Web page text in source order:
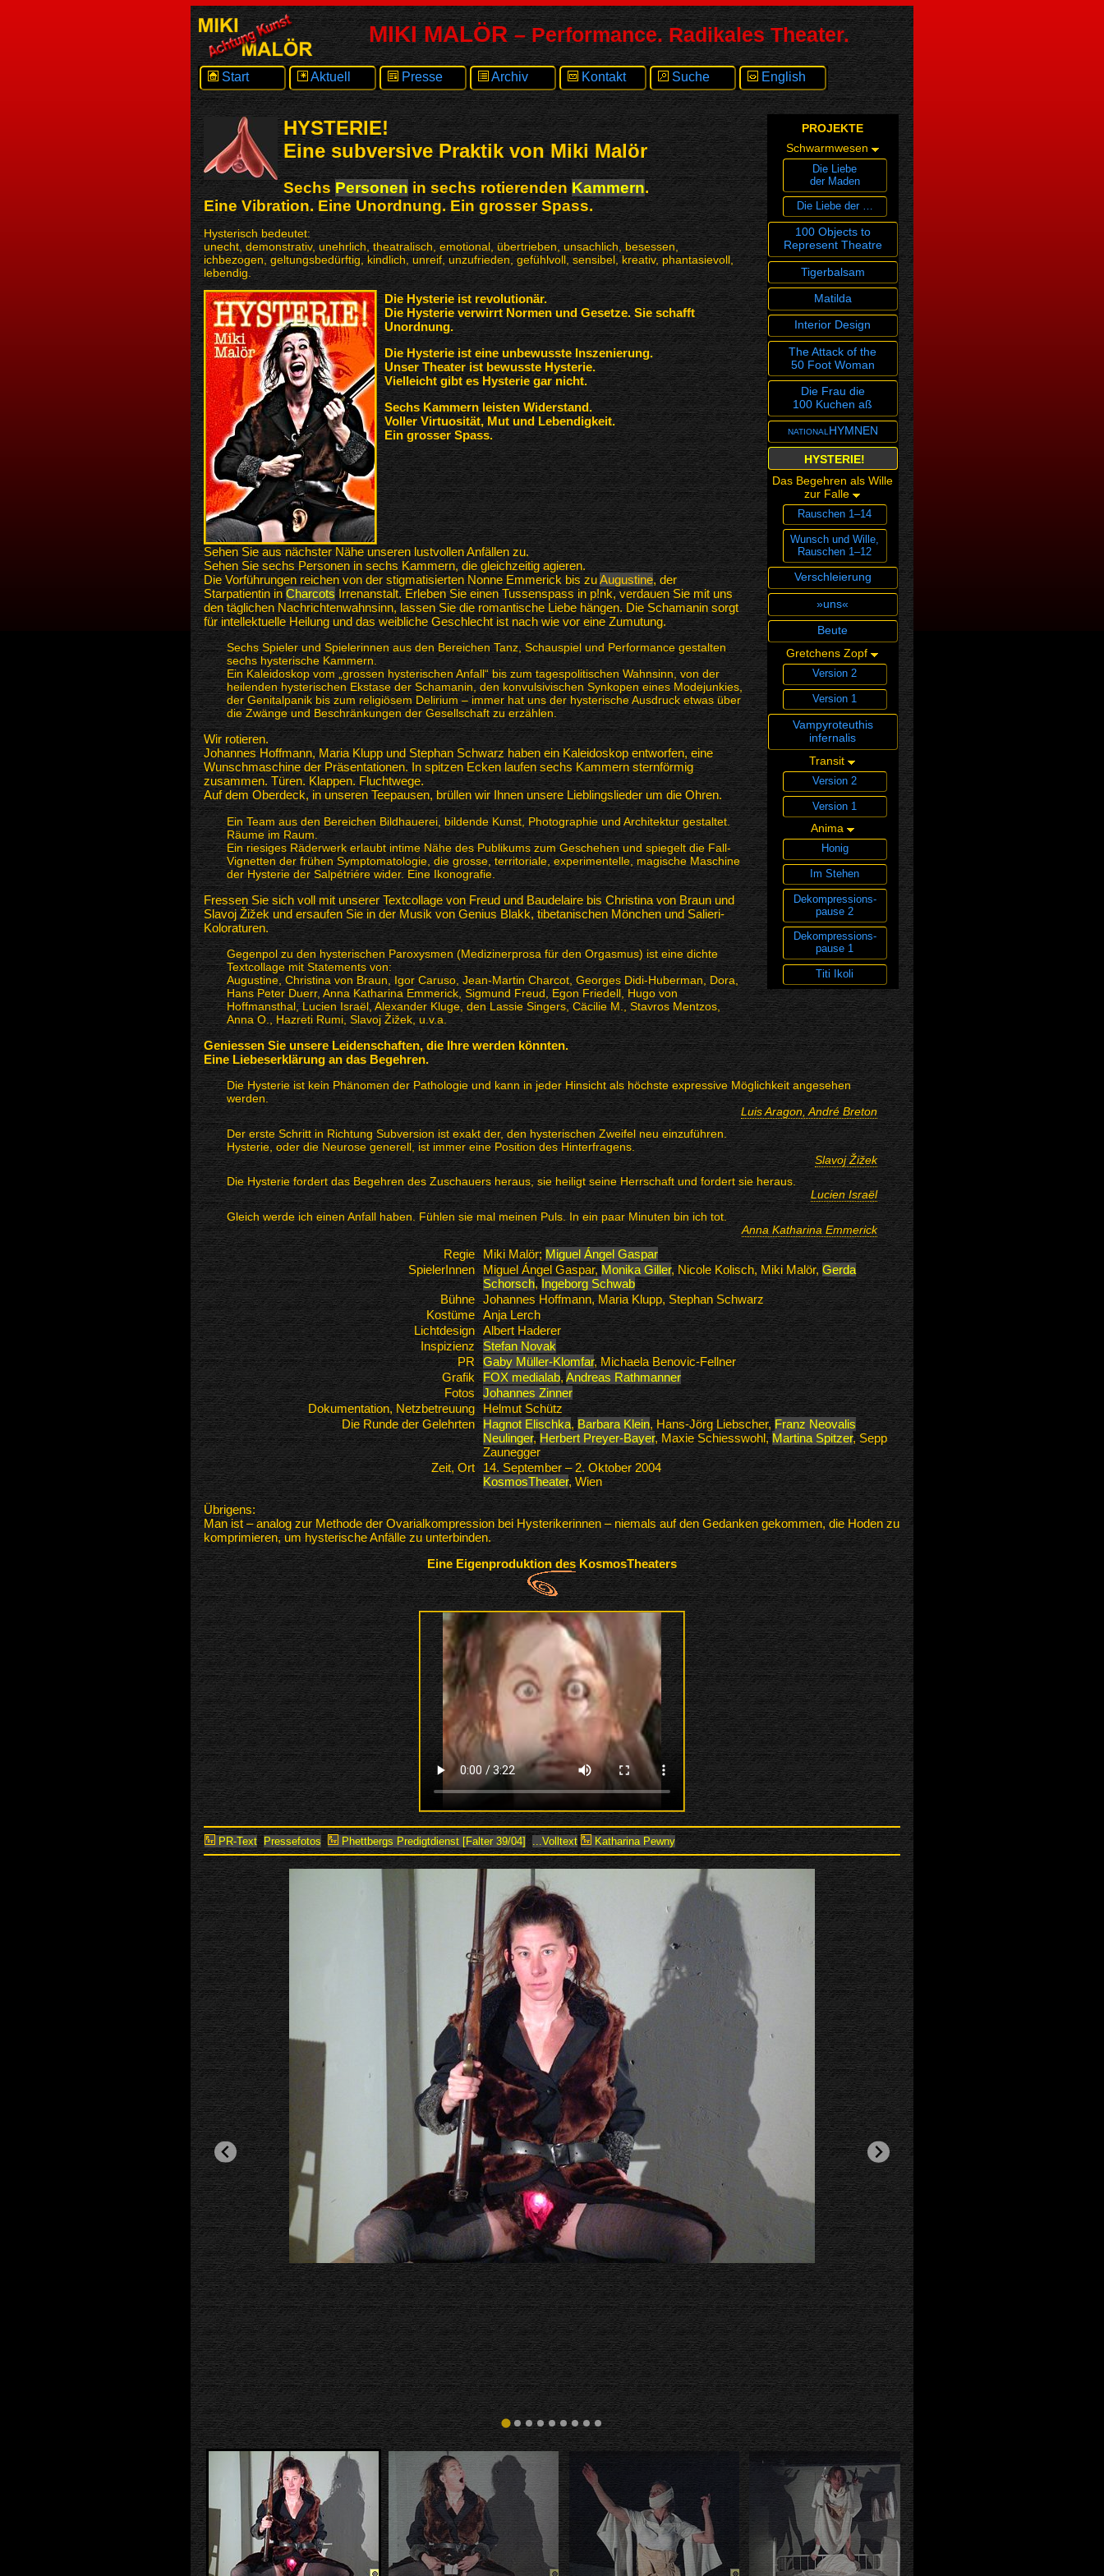
MIKI MALÖR – Performance. Radikales Theater.
Start Aktuell Presse Archiv Kontakt Suche English
PROJEKTE
Schwarmwesen
Die Liebe
der Maden
Die Liebe der …
100 Objects to
Represent Theatre
Tigerbalsam
Matilda
Interior Design
The Attack of the
50 Foot Woman
Die Frau die
100 Kuchen aß
nationalHYMNEN
HYSTERIE!
Das Begehren als Wille
zur Falle
Rauschen 1–14
Wunsch und Wille,
Rauschen 1–12
Verschleierung
»uns«
Beute
Gretchens Zopf
Version 2
Version 1
Vampyroteuthis
infernalis
Transit
Version 2
Version 1
Anima
Honig
Im Stehen
Dekompressions­
pause 2
Dekompressions­
pause 1
Titi Ikoli
HYSTERIE!
Eine subversive Praktik von Miki Malör
Sechs Personen in sechs rotierenden Kammern.
Eine Vibration. Eine Unordnung. Ein grosser Spass.
Hysterisch bedeutet:
unecht, demonstrativ, unehrlich, theatralisch, emotional, übertrieben, unsachlich, besessen,
ichbezogen, geltungsbedürftig, kindlich, unreif, unzufrieden, gefühlvoll, sensibel, kreativ, phantasievoll,
lebendig.
Die Hysterie ist revolutionär.
Die Hysterie verwirrt Normen und Gesetze. Sie schafft
Unordnung.
Die Hysterie ist eine unbewusste Inszenierung.
Unser Theater ist bewusste Hysterie.
Vielleicht gibt es Hysterie gar nicht.
Sechs Kammern leisten Widerstand.
Voller Virtuosität, Mut und Lebendigkeit.
Ein grosser Spass.
Sehen Sie aus nächster Nähe unseren lustvollen Anfällen zu.
Sehen Sie sechs Personen in sechs Kammern, die gleichzeitig agieren.
Die Vorführungen reichen von der stigmatisierten Nonne Emmerick bis zuAugustine, der
Starpatientin in CharcotsIrrenanstalt. Erleben Sie einen Tussenspass in p!nk, verdauen Sie mit uns
den täglichen Nachrichtenwahnsinn, lassen Sie die romantische Liebe hängen. Die Schamanin sorgt
für intellektuelle Heilung und das weibliche Geschlecht ist nach wie vor eine Zumutung.
Sechs Spieler und Spielerinnen aus den Bereichen Tanz, Schauspiel und Performance gestalten
sechs hysterische Kammern.
Ein Kaleidoskop vom „grossen hysterischen Anfall“ bis zum tagespolitischen Wahnsinn, von der
heilenden hysterischen Ekstase der Schamanin, den konvulsivischen Synkopen eines Modejunkies,
der Genitalpanik bis zum religiösem Delirium – immer hat uns der hysterische Ausdruck etwas über
die Zwänge und Beschränkungen der Gesellschaft zu erzählen.
Wir rotieren.
Johannes Hoffmann, Maria Klupp und Stephan Schwarz haben ein Kaleidoskop entworfen, eine
Wunschmaschine der Präsentationen. In spitzen Ecken laufen sechs Kammern sternförmig
zusammen. Türen. Klappen. Fluchtwege.
Auf dem Oberdeck, in unseren Teepausen, brüllen wir Ihnen unsere Lieblingslieder um die Ohren.
Ein Team aus den Bereichen Bildhauerei, bildende Kunst, Photographie und Architektur gestaltet.
Räume im Raum.
Ein riesiges Räderwerk erlaubt intime Nähe des Publikums zum Geschehen und spiegelt die Fall-
Vignetten der frühen Symptomatologie, die grosse, territoriale, experimentelle, magische Maschine
der Hysterie der Salpétriére wider. Eine Ikonografie.
Fressen Sie sich voll mit unserer Textcollage von Freud und Baudelaire bis Christina von Braun und
Slavoj Žižek und ersaufen Sie in der Musik von Genius Blakk, tibetanischen Mönchen und Salieri-
Koloraturen.
Gegenpol zu den hysterischen Paroxysmen (Medizinerprosa für den Orgasmus) ist eine dichte
Textcollage mit Statements von:
Augustine, Christina von Braun, Igor Caruso, Jean-Martin Charcot, Georges Didi-Huberman, Dora,
Hans Peter Duerr, Anna Katharina Emmerick, Sigmund Freud, Egon Friedell, Hugo von
Hoffmansthal, Lucien Israël, Alexander Kluge, den Lassie Singers, Cäcilie M., Stavros Mentzos,
Anna O., Hazreti Rumi, Slavoj Žižek, u.v.a.
Geniessen Sie unsere Leidenschaften, die Ihre werden könnten.
Eine Liebeserklärung an das Begehren.
Die Hysterie ist kein Phänomen der Pathologie und kann in jeder Hinsicht als höchste expressive Möglichkeit angesehen
werden.
Luis Aragon, André Breton
Der erste Schritt in Richtung Subversion ist exakt der, den hysterischen Zweifel neu einzuführen.
Hysterie, oder die Neurose generell, ist immer eine Position des Hinterfragens.
Slavoj Žižek
Die Hysterie fordert das Begehren des Zuschauers heraus, sie heiligt seine Herrschaft und fordert sie heraus.
Lucien Israël
Gleich werde ich einen Anfall haben. Fühlen sie mal meinen Puls. In ein paar Minuten bin ich tot.
Anna Katharina Emmerick
Regie Miki Malör; Miguel Ángel Gaspar
SpielerInnen
Miguel Ángel Gaspar, Monika Giller, Nicole Kolisch, Miki Malör,Gerda
Schorsch,Ingeborg Schwab
Bühne Johannes Hoffmann, Maria Klupp, Stephan Schwarz
Kostüme Anja Lerch
Lichtdesign Albert Haderer
Inspizienz
Stefan Novak
PR Gaby Müller-Klomfar, Michaela Benovic-Fellner
Grafik
FOX medialab, Andreas Rathmanner
Fotos
Johannes Zinner
Dokumentation, Netzbetreuung
Helmut Schütz
Die Runde der Gelehrten Hagnot Elischka, Barbara Klein, Hans-Jörg Liebscher,Franz Neovalis
Neulinger,Herbert Preyer-Bayer, Maxie Schiesswohl, Martina Spitzer, Sepp
Zaunegger
Zeit, Ort
14. September – 2. Oktober 2004
KosmosTheater, Wien
Übrigens:
Man ist – analog zur Methode der Ovarialkompression bei Hysterikerinnen – niemals auf den Gedanken gekommen, die Hoden zu
komprimieren, um hysterische Anfälle zu unterbinden.
Eine Eigenproduktion des KosmosTheaters
PR-Text Pressefotos Phettbergs Predigtdienst [Falter 39/04] ...Volltext Katharina Pewny